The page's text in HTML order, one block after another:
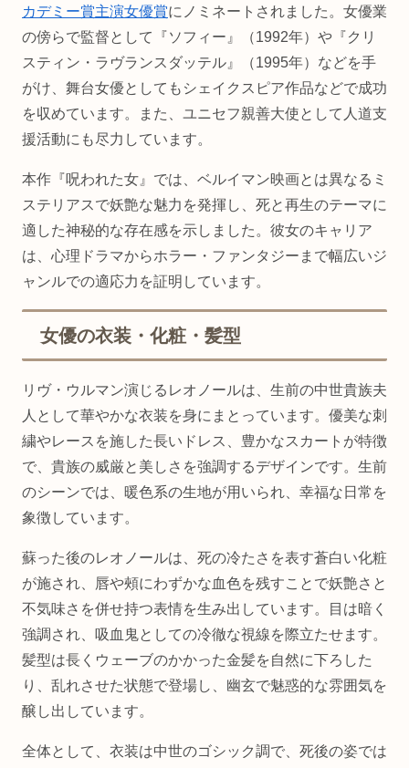
カデミー賞主演女優賞にノミネートされました。女優業
の傍らで監督として『ソフィー』（1992年）や『クリ
スティン・ラヴランスダッテル』（1995年）などを手
がけ、舞台女優としてもシェイクスピア作品などで成功
を収めています。また、ユニセフ親善大使として人道支
援活動にも尽力しています。
本作『呪われた女』では、ベルイマン映画とは異なるミ
ステリアスで妖艶な魅力を発揮し、死と再生のテーマに
適した神秘的な存在感を示しました。彼女のキャリア
は、心理ドラマからホラー・ファンタジーまで幅広いジ
ャンルでの適応力を証明しています。
女優の衣装・化粧・髪型
リヴ・ウルマン演じるレオノールは、生前の中世貴族夫
人として華やかな衣装を身にまとっています。優美な刺
繍やレースを施した長いドレス、豊かなスカートが特徴
で、貴族の威厳と美しさを強調するデザインです。生前
のシーンでは、暖色系の生地が用いられ、幸福な日常を
象徴しています。
蘇った後のレオノールは、死の冷たさを表す蒼白い化粧
が施され、唇や頰にわずかな血色を残すことで妖艶さと
不気味さを併せ持つ表情を生み出しています。目は暗く
強調され、吸血鬼としての冷徹な視線を際立たせます。
髪型は長くウェーブのかかった金髪を自然に下ろした
り、乱れさせた状態で登場し、幽玄で魅惑的な雰囲気を
醸し出しています。
全体として、衣装は中世のゴシック調で、死後の姿では